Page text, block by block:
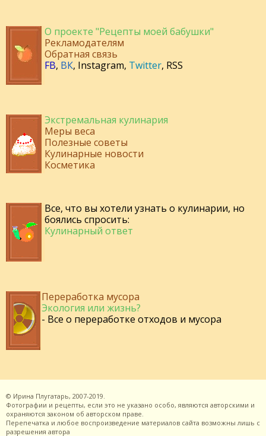
О проекте "Рецепты моей бабушки"
Рекламодателям
Обратная связь
FB, ВК, Instagram, Twitter, RSS
Экстремальная кулинария
Меры веса
Полезные советы
Кулинарные новости
Косметика
Все, что вы хотели узнать о кулинарии, но
боялись спросить:
Кулинарный ответ
Переработка мусора
Экология или жизнь?
- Все о переработке отходов и мусора
© Ирина Плугатарь, 2007-2019.
Фотографии и рецепты, если это не указано особо, являются авторскими и
охраняются законом об авторском праве.
Перепечатка и любое воспроизведение материалов сайта возможны лишь с
разрешения автора